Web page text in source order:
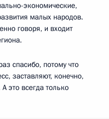
экономические,
малых народов.
говоря, и входит
спасибо, потому что
заставляют, конечно,
это всегда только